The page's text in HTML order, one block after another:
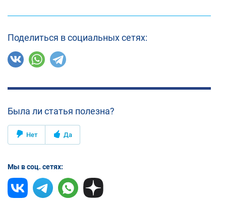
Поделиться в социальных сетях:
Была ли статья полезна?
Нет Да
Мы в соц. сетях: